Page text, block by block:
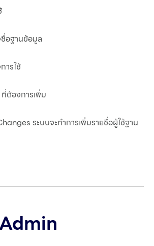
อฐานข้อมูล
ารใช้
ต้องการเพิ่ม
ระบบจะทำการเพิ่มรายชื่อผู้ใช้ฐาน